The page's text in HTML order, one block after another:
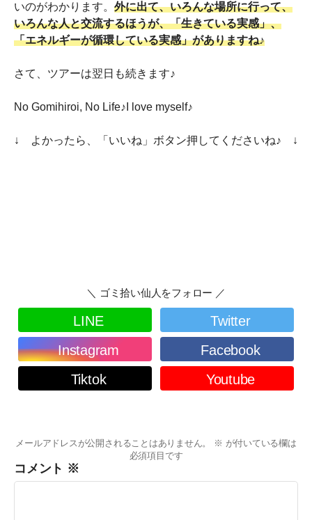
いのがわかります。 外に出て、いろんな場所に行って、
いろんな人と交流するほうが、「生きている実感」、
「エネルギーが循環している実感」がありますね♪
さて、ツアーは翌日も続きます♪
No Gomihiroi, No Life♪I love myself♪
↓ よかったら、「いいね」ボタン押してくださいね♪ ↓
＼ ゴミ拾い仙人をフォロー ／
LINE
Twitter
Instagram
Facebook
Tiktok
Youtube
メールアドレスが公開されることはありません。 ※ が付いている欄は
必須項目です
コメント ※